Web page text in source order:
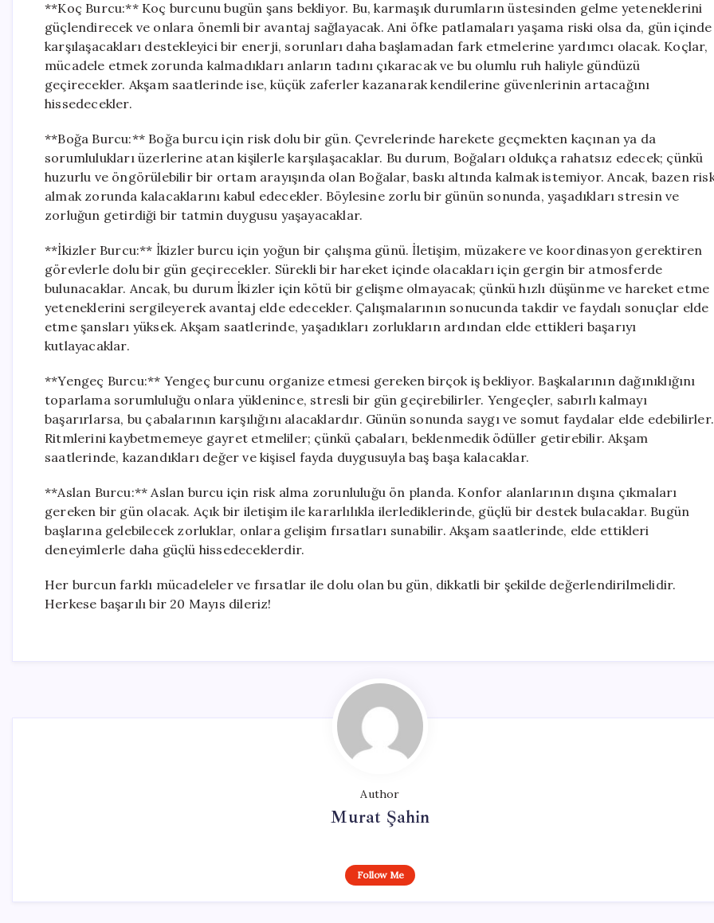
**Koç Burcu:** Koç burcunu bugün şans bekliyor. Bu, karmaşık durumların üstesinden gelme yeteneklerini
güçlendirecek ve onlara önemli bir avantaj sağlayacak. Ani öfke patlamaları yaşama riski olsa da, gün içinde
karşılaşacakları destekleyici bir enerji, sorunları daha başlamadan fark etmelerine yardımcı olacak. Koçlar,
mücadele etmek zorunda kalmadıkları anların tadını çıkaracak ve bu olumlu ruh haliyle gündüzü
geçirecekler. Akşam saatlerinde ise, küçük zaferler kazanarak kendilerine güvenlerinin artacağını
hissedecekler.
**Boğa Burcu:** Boğa burcu için risk dolu bir gün. Çevrelerinde harekete geçmekten kaçınan ya da
sorumlulukları üzerlerine atan kişilerle karşılaşacaklar. Bu durum, Boğaları oldukça rahatsız edecek; çünkü
huzurlu ve öngörülebilir bir ortam arayışında olan Boğalar, baskı altında kalmak istemiyor. Ancak, bazen
almak zorunda kalacaklarını kabul edecekler. Böylesine zorlu bir günün sonunda, yaşadıkları stresin ve
zorluğun getirdiği bir tatmin duygusu yaşayacaklar.
**İkizler Burcu:** İkizler burcu için yoğun bir çalışma günü. İletişim, müzakere ve koordinasyon gerektiren
görevlerle dolu bir gün geçirecekler. Sürekli bir hareket içinde olacakları için gergin bir atmosferde
bulunacaklar. Ancak, bu durum İkizler için kötü bir gelişme olmayacak; çünkü hızlı düşünme ve hareket etme
yeteneklerini sergileyerek avantaj elde edecekler. Çalışmalarının sonucunda takdir ve faydalı sonuçlar elde
etme şansları yüksek. Akşam saatlerinde, yaşadıkları zorlukların ardından elde ettikleri başarıyı
kutlayacaklar.
**Yengeç Burcu:** Yengeç burcunu organize etmesi gereken birçok iş bekliyor. Başkalarının dağınıklığını
toparlama sorumluluğu onlara yüklenince, stresli bir gün geçirebilirler. Yengeçler, sabırlı kalmayı
başarırlarsa, bu çabalarının karşılığını alacaklardır. Günün sonunda saygı ve somut faydalar elde edebilirler.
Ritmlerini kaybetmemeye gayret etmeliler; çünkü çabaları, beklenmedik ödüller getirebilir. Akşam
saatlerinde, kazandıkları değer ve kişisel fayda duygusuyla baş başa kalacaklar.
**Aslan Burcu:** Aslan burcu için risk alma zorunluluğu ön planda. Konfor alanlarının dışına çıkmaları
gereken bir gün olacak. Açık bir iletişim ile kararlılıkla ilerlediklerinde, güçlü bir destek bulacaklar. Bugün
başlarına gelebilecek zorluklar, onlara gelişim fırsatları sunabilir. Akşam saatlerinde, elde ettikleri
deneyimlerle daha güçlü hissedeceklerdir.
Her burcun farklı mücadeleler ve fırsatlar ile dolu olan bu gün, dikkatli bir şekilde değerlendirilmelidir.
Herkese başarılı bir 20 Mayıs dileriz!
Author
Murat Şahin
Follow Me